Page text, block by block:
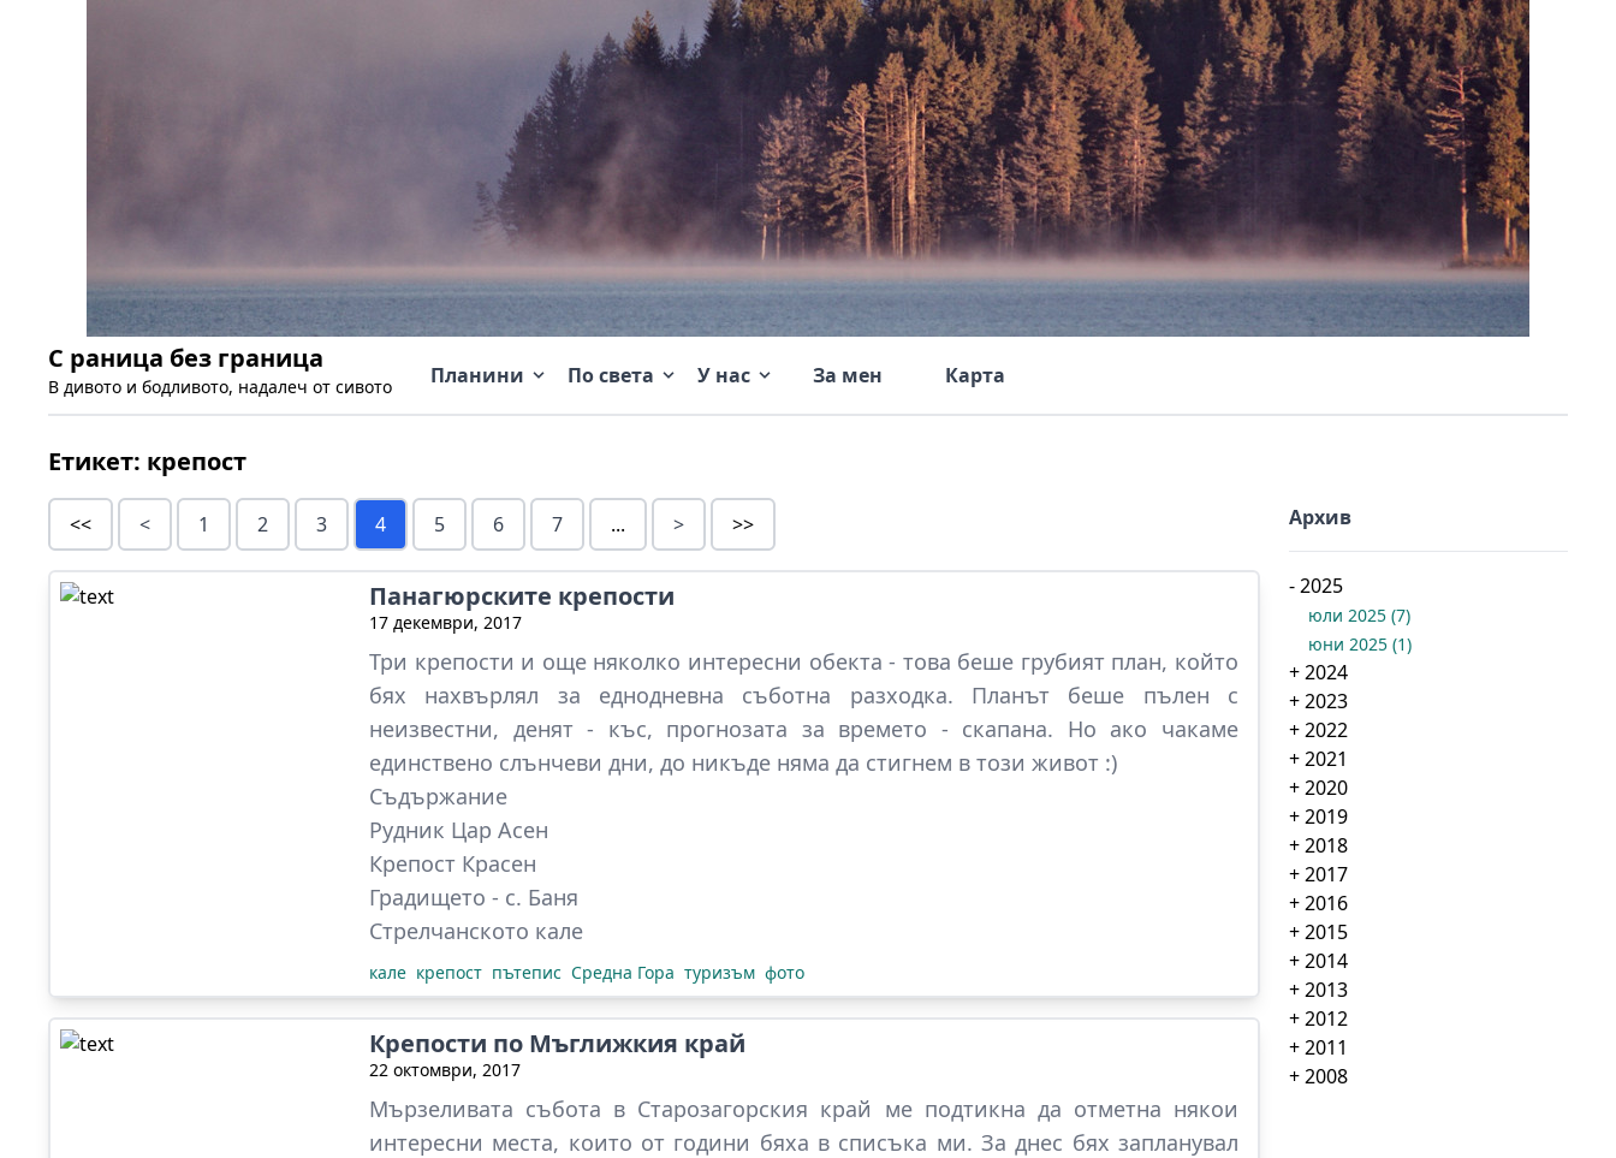
С раница без граница
В дивото и бодливото, надалеч от сивото Планини По света У нас За мен Карта
Етикет: крепост
<< < 1 2 3 4 5 6 7 ... > >>
Панагюрските крепости
17 декември, 2017
Три крепости и още няколко интересни обекта - това беше грубият план, който
бях нахвърлял за еднодневна съботна разходка. Планът беше пълен с
неизвестни, денят - къс, прогнозата за времето - скапана. Но ако чакаме
единствено слънчеви дни, до никъде няма да стигнем в този живот :)
Съдържание
Рудник Цар Асен
Крепост Красен
Градището - с. Баня
Стрелчанското кале
кале крепост пътепис Средна Гора туризъм фото
Крепости по Мъглижкия край
22 октомври, 2017
Мързеливата събота в Старозагорския край ме подтикна да отметна някои
интересни места, които от години бяха в списъка ми. За днес бях запланувал
Архив
-2025
юли 2025 (7)
юни 2025 (1)
+2024
+2023
+2022
+2021
+2020
+2019
+2018
+2017
+2016
+2015
+2014
+2013
+2012
+2011
+2008